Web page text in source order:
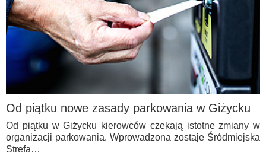
Od piątku nowe zasady parkowania w Giżycku
Od piątku w Giżycku kierowców czekają istotne zmiany w
organizacji parkowania. Wprowadzona zostaje Śródmiejska
Strefa…